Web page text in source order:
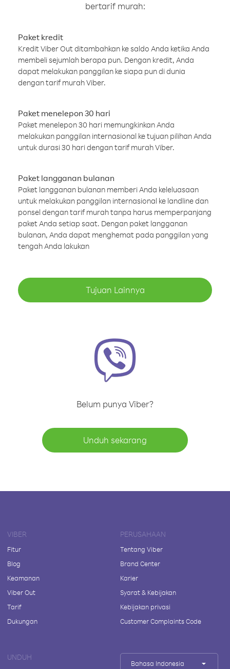
bertarif murah:
Paket kredit
Kredit Viber Out ditambahkan ke saldo Anda ketika Anda
membeli sejumlah berapa pun. Dengan kredit, Anda
dapat melakukan panggilan ke siapa pun di dunia
dengan tarif murah Viber.
Paket menelepon 30 hari
Paket menelepon 30 hari memungkinkan Anda
melakukan panggilan internasional ke tujuan pilihan Anda
untuk durasi 30 hari dengan tarif murah Viber.
Paket langganan bulanan
Paket langganan bulanan memberi Anda keleluasaan
untuk melakukan panggilan internasional ke landline dan
ponsel dengan tarif murah tanpa harus memperpanjang
paket Anda setiap saat. Dengan paket langganan
bulanan, Anda dapat menghemat pada panggilan yang
tengah Anda lakukan
Tujuan Lainnya
Belum punya Viber?
Unduh sekarang
VIBER
Fitur
Blog
Keamanan
Viber Out
Tarif
Dukungan
PERUSAHAAN
Tentang Viber
Brand Center
Karier
Syarat & Kebijakan
Kebijakan privasi
Customer Complaints Code
UNDUH
Bahasa Indonesia